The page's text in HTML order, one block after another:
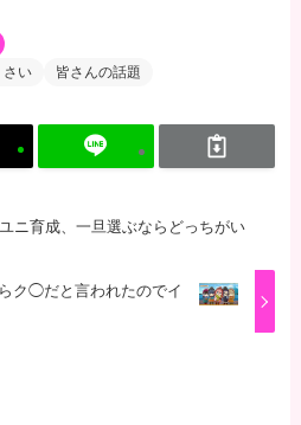
さい 皆さんの話題
ニ育成、一旦選ぶならどっちがい
ク◯だと言われたのでイ